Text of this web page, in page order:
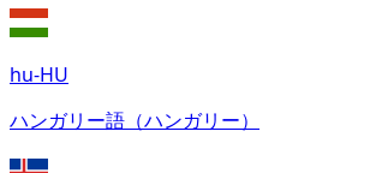
hu-HU
ハンガリー語（ハンガリー）